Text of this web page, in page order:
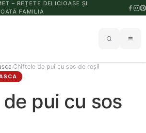
– REȚETE DELICIOASE ȘI
FAMILIA
›Chiftele de pui cu sos de roșii
pui cu sos